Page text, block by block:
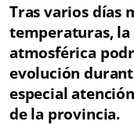
Tras varios días
temperaturas,
atmosférica
evolución
especial
de la provincia.